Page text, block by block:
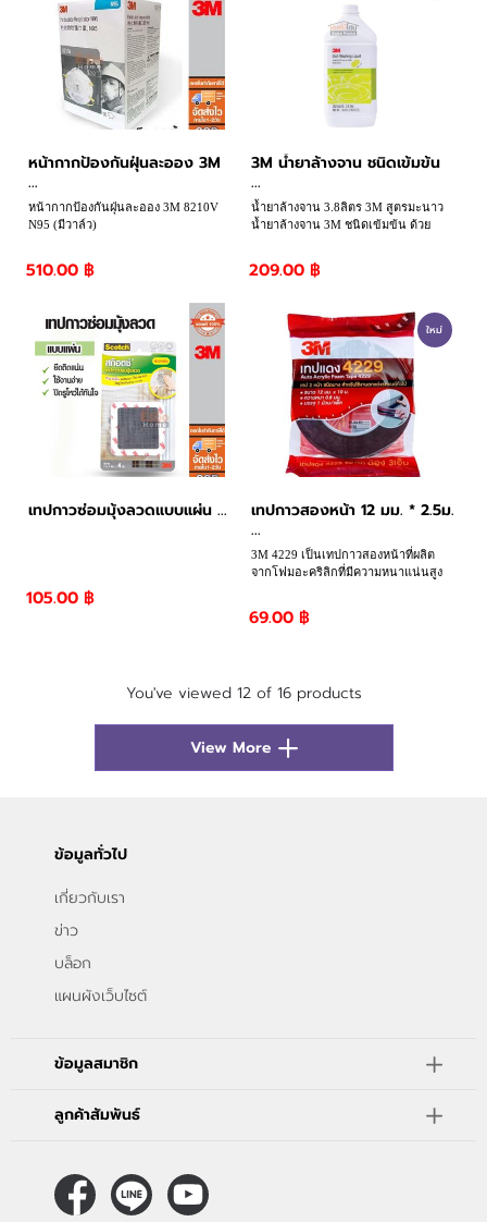
หน้ากากป้องกันฝุ่นละออง 3M
...
หน้ากากป้องกันฝุ่นละออง 3M 8210V
N95 (มีวาล์ว)
510.00 ฿
3M น้ำยาล้างจาน ชนิดเข้มข้น
...
น้ำยาล้างจาน 3.8ลิตร 3M สูตรมะนาว
น้ำยาล้างจาน 3M ชนิดเข้มข้น ด้วย
มัน และคราบสกปรกได้อย่างรวดเร็ว
209.00 ฿
เทปกาวซ่อมมุ้งลวดแบบแผ่น ...
105.00 ฿
ใหม่
เทปกาวสองหน้า 12 มม. * 2.5ม.
...
3M 4229 เป็นเทปกาวสองหน้าที่ผลิต
จากโฟมอะคริลิกที่มีความหนาแน่นสูง
ผิวเรียบหรือละเอียดอ่อน เช่น งาน
69.00 ฿
You've viewed 12 of 16 products
View More
ข้อมูลทั่วไป
เกี่ยวกับเรา
ข่าว
บล็อก
แผนผังเว็บไซต์
ข้อมูลสมาชิก
ลูกค้าสัมพันธ์